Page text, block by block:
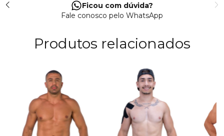
Ficou com dúvida?
Fale conosco pelo WhatsApp
Produtos relacionados